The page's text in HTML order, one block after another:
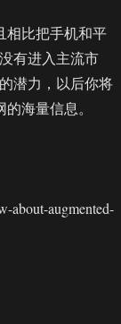
相比把手机和平
有进入主流市
潜力，以后你将
海量信息。
about-augmented-